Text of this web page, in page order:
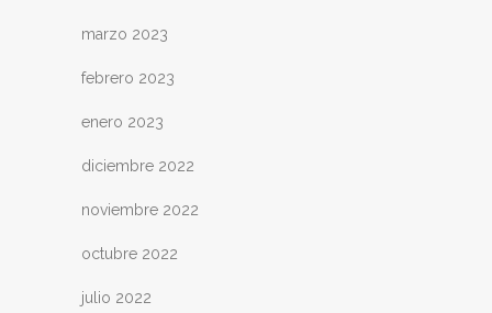
marzo 2023
febrero 2023
enero 2023
diciembre 2022
noviembre 2022
octubre 2022
julio 2022